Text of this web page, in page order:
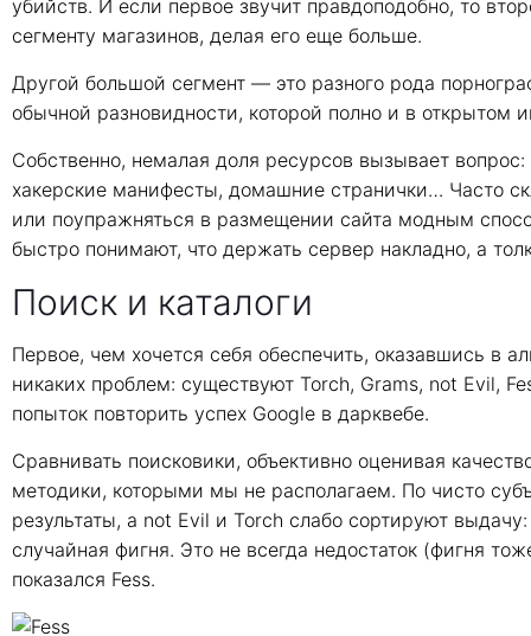
убийств. И если первое звучит правдоподобно, то
сегменту магазинов, делая его еще больше.
Другой большой сегмент — это разного рода
обычной разновидности, которой полно и в открытом
Собственно, немалая доля ресурсов вызывает
хакерские манифесты, домашние странички… Часто
или поупражняться в размещении сайта модным
быстро понимают, что держать сервер накладно, а
Поиск и каталоги
Первое, чем хочется себя обеспечить, оказавшись в
никаких проблем: существуют Torch, Grams, not Evil,
попыток повторить успех Google в дарквебе.
Сравнивать поисковики, объективно оценивая
методики, которыми мы не располагаем. По чисто
результаты, а not Evil и Torch слабо сортируют
случайная фигня. Это не всегда недостаток (фигня
показался Fess.